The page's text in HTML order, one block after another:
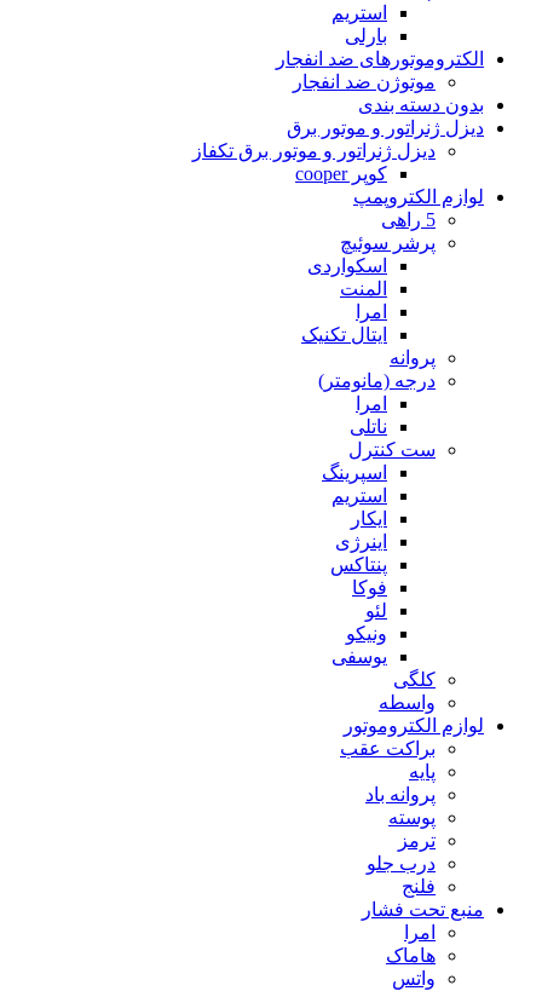
استریم
بارلی
الکتروموتورهای ضد انفجار
موتوژن ضد انفجار
بدون دسته بندی
دیزل ژنراتور و موتور برق
دیزل ژنراتور و موتور برق تکفاز
کوپر cooper
لوازم الکتروپمپ
5 راهی
پرشر سوئیچ
اسکواردی
المنت
امرا
ایتال تکنیک
پروانه
درجه (مانومتر)
امرا
ناتلی
ست کنترل
اسپرینگ
استریم
ایکار
اینرژی
پنتاکس
فوکا
لئو
ونیکو
یوسفی
کلگی
واسطه
لوازم الکتروموتور
براکت عقب
پایه
پروانه باد
پوسته
ترمز
درب جلو
فلنج
منبع تحت فشار
امرا
هاماک
واتس